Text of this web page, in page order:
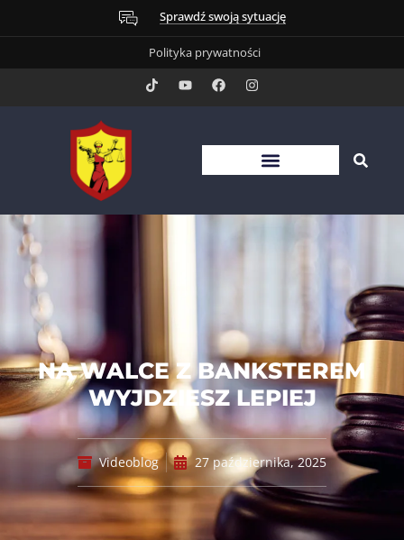
Sprawdź swoją sytuację
Polityka prywatności
NA WALCE Z BANKSTEREM
WYJDZIESZ LEPIEJ
Videoblog 27 października, 2025